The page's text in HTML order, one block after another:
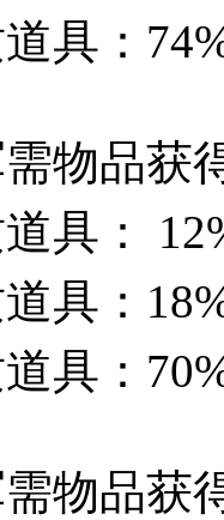
具：
需物品获
具：
具：
具：
需物品获